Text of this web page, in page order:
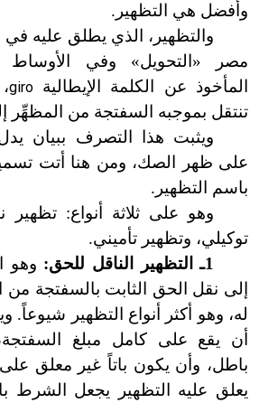
وأفضل هي التظهير.
والتظهير، الذي يطلق عليه في
مصر «التحويل» وفي الأوساط
المأخوذ عن الكلمة الإيطاليةgiro
تنتقل بموجبه السفتجة من المظهِّر
ويثبت هذا التصرف ببيان
على ظهر الصك، ومن هنا أتت
باسم التظهير.
وهو على ثلاثة أنواع: تظهير
توكيلي، وتظهير تأميني.
1ـ التظهير الناقل للحق: وهو
إلى نقل الحق الثابت بالسفتجة من
له، وهو أكثر أنواع التظهير شيوعاً.
أن يقع على كامل مبلغ
باطل، وأن يكون باتاً غير معلق
يعلق عليه التظهير يجعل الشرط